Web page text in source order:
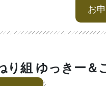
お
り組 ゆっきー＆